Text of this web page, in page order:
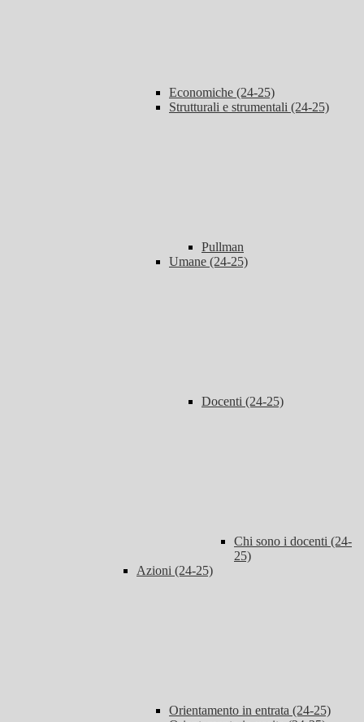
Economiche (24-25)
Strutturali e strumentali (24-25)
Pullman
Umane (24-25)
Docenti (24-25)
Chi sono i docenti (24-
25)
Azioni (24-25)
Orientamento in entrata (24-25)